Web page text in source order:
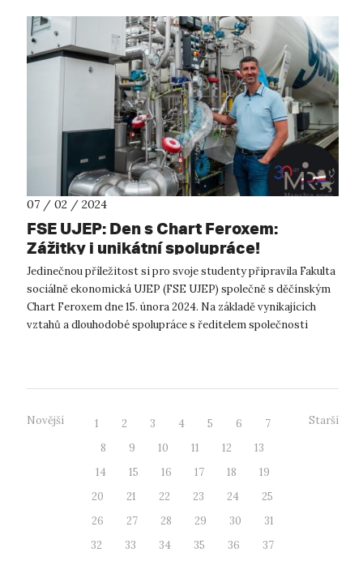
07 / 02 / 2024
FSE UJEP: Den s Chart Feroxem:
Zážitky i unikátní spolupráce!
Jedinečnou příležitost si pro svoje studenty připravila Fakulta
sociálně ekonomická UJEP (FSE UJEP) společně s děčínským
Chart Feroxem dne 15. února 2024. Na základě vynikajících
vztahů a dlouhodobé spolupráce s ředitelem společnosti
Novější 1 2 3 4 5 6
7
8
9 10 11 12
13
14
15 16 17 18
19
20
21 22 23 24
25
26
27 28 29 30
31
32
33 34 35 36
37
Starší